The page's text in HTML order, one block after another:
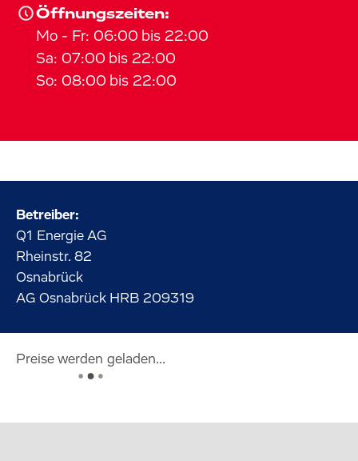
Öffnungszeiten:
Mo - Fr: 06:00 bis 22:00
Sa: 07:00 bis 22:00
So: 08:00 bis 22:00
Betreiber:
Q1 Energie AG
Rheinstr. 82
Osnabrück
AG Osnabrück HRB 209319
Preise werden geladen...